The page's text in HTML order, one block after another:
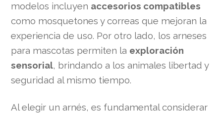
modelos incluyen accesorios compatibles
como mosquetones y correas que mejoran la
experiencia de uso. Por otro lado, los arneses
para mascotas permiten la exploración
sensorial, brindando a los animales libertad y
seguridad al mismo tiempo.
Al elegir un arnés, es fundamental considerar